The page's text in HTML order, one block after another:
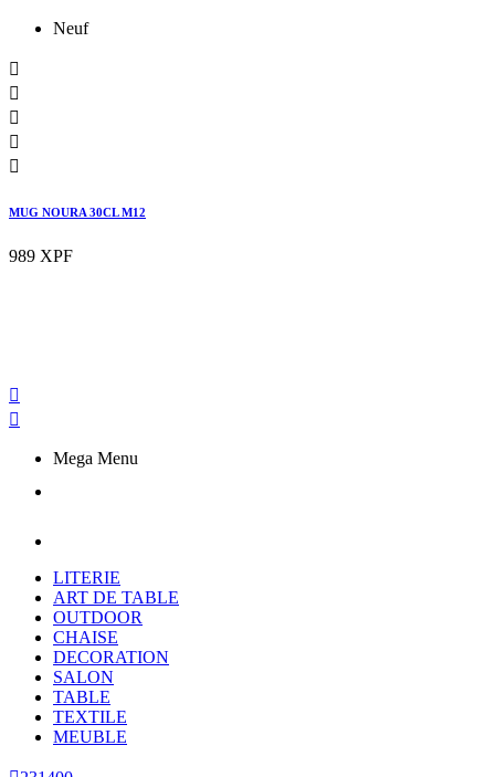
Neuf





MUG NOURA 30CL M12
989 XPF


Mega Menu
LITERIE
ART DE TABLE
OUTDOOR
CHAISE
DECORATION
SALON
TABLE
TEXTILE
MEUBLE